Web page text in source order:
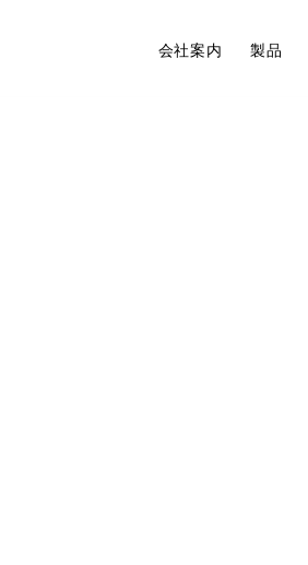
会社案内 製品